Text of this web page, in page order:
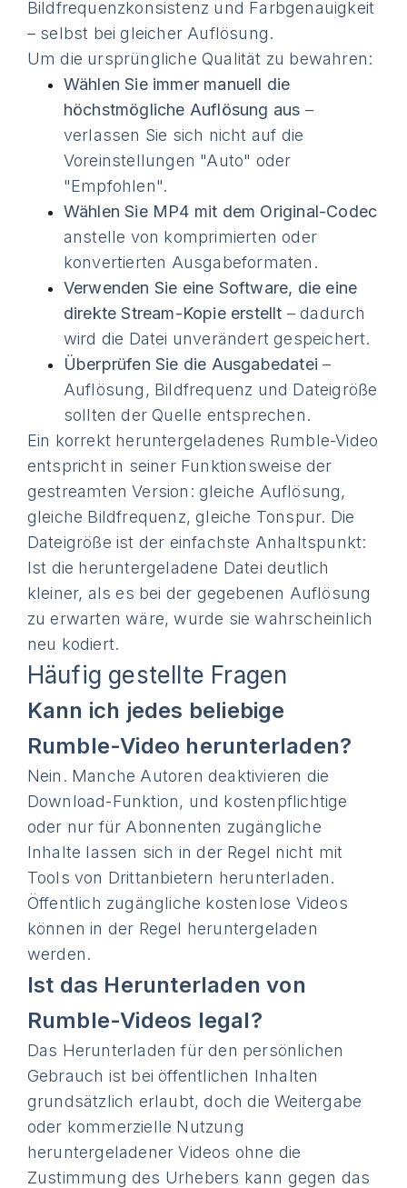
Bildfrequenzkonsistenz und Farbgenauigkeit
– selbst bei gleicher Auflösung.
Um die ursprüngliche Qualität zu bewahren:
Wählen Sie immer manuell die
höchstmögliche Auflösung aus –
verlassen Sie sich nicht auf die
Voreinstellungen "Auto" oder
"Empfohlen".
Wählen Sie MP4 mit dem Original-Codec
anstelle von komprimierten oder
konvertierten Ausgabeformaten.
Verwenden Sie eine Software, die eine
direkte Stream-Kopie erstellt – dadurch
wird die Datei unverändert gespeichert.
Überprüfen Sie die Ausgabedatei –
Auflösung, Bildfrequenz und Dateigröße
sollten der Quelle entsprechen.
Ein korrekt heruntergeladenes Rumble-Video
entspricht in seiner Funktionsweise der
gestreamten Version: gleiche Auflösung,
gleiche Bildfrequenz, gleiche Tonspur. Die
Dateigröße ist der einfachste Anhaltspunkt:
Ist die heruntergeladene Datei deutlich
kleiner, als es bei der gegebenen Auflösung
zu erwarten wäre, wurde sie wahrscheinlich
neu kodiert.
Häufig gestellte Fragen
Kann ich jedes beliebige
Rumble-Video herunterladen?
Nein. Manche Autoren deaktivieren die
Download-Funktion, und kostenpflichtige
oder nur für Abonnenten zugängliche
Inhalte lassen sich in der Regel nicht mit
Tools von Drittanbietern herunterladen.
Öffentlich zugängliche kostenlose Videos
können in der Regel heruntergeladen
werden.
Ist das Herunterladen von
Rumble-Videos legal?
Das Herunterladen für den persönlichen
Gebrauch ist bei öffentlichen Inhalten
grundsätzlich erlaubt, doch die Weitergabe
oder kommerzielle Nutzung
heruntergeladener Videos ohne die
Zustimmung des Urhebers kann gegen das